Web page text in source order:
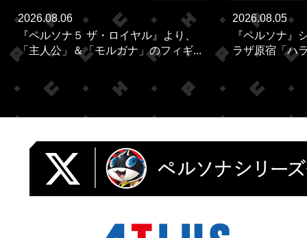
2026.08.06
『ペルソナ５ ザ・ロイヤル』より、
「主人公」＆「モルガナ」のフィギ...
2026.08.05
『ペルソナ』
ラザ原宿「ハ